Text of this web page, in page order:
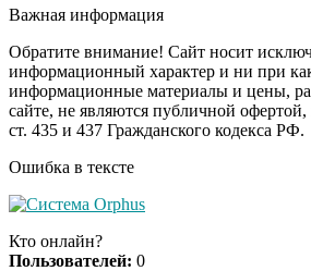
не раз
i
Ролик длится пару
секунд, но вы будете в
шоке от увиденного
Взломали Telegram
Важная информация
Обратите внимание! Сайт носит
информационный характер и ни при
информационные материалы и цены,
сайте, не являются публичной офертой,
ст. 435 и 437 Гражданского кодекса РФ.
Ошибка в тексте
Кто онлайн?
Пользователей: 0